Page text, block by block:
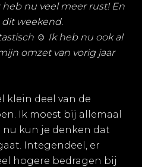
nu veel meer rust! En
weekend.
☺️ Ik heb nu ook al
omzet van vorig jaar
klein deel van de
Ik moest bij allemaal
nu kun je denken dat
Integendeel, er
hogere bedragen bij